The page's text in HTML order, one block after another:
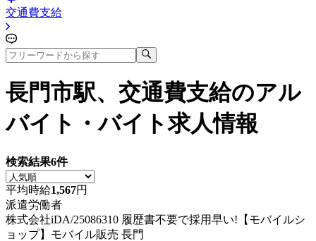
交通費支給
長門市駅、交通費支給のアル
バイト・バイト求人情報
検索結果6件
平均時給1,567円
派遣労働者
株式会社iDA/25086310 履歴書不要で採用早い!【モバイルシ
ョップ】モバイル販売 長門